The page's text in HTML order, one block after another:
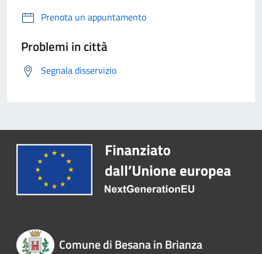
Prenota un appuntamento
Problemi in città
Segnala disservizio
Comune di Besana in Brianza